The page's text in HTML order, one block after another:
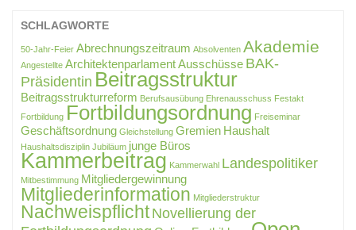
SCHLAGWORTE
50-Jahr-Feier Abrechnungszeitraum Absolventen Akademie
Angestellte ArchitektenparlamentAusschüsse BAK-
Präsidentin Beitragsstruktur
Beitragsstrukturreform Berufsausübung Ehrenausschuss Festakt
Fortbildung Fortbildungsordnung Freiseminar
Geschäftsordnung Gleichstellung Gremien Haushalt
Haushaltsdisziplin Jubiläum junge Büros
Kammerbeitrag Kammerwahl Landespolitiker
Mitbestimmung Mitgliedergewinnung
Mitgliederinformation Mitgliederstruktur
NachweispflichtNovellierung der